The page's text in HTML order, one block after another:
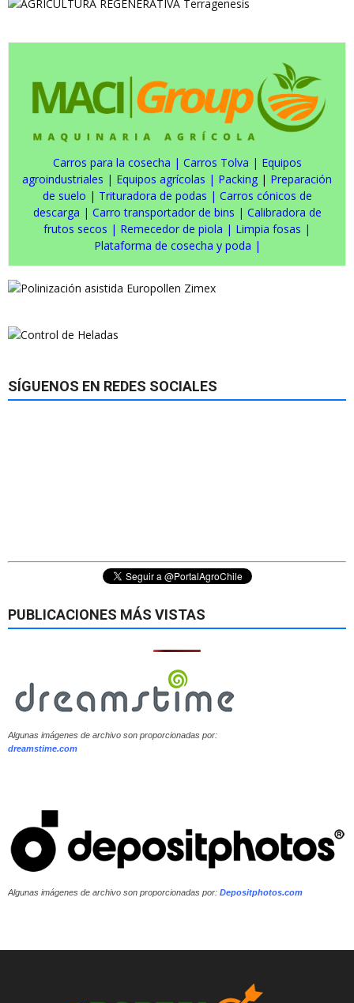
Carros para la cosecha | Carros Tolva | Equipos
agroindustriales | Equipos agrícolas | Packing | Preparación
de suelo | Trituradora de podas | Carros cónicos de
descarga | Carro transportador de bins | Calibradora de
frutos secos | Remecedor de piola | Limpia fosas |
Plataforma de cosecha y poda |
SÍGUENOS EN REDES SOCIALES
PUBLICACIONES MÁS VISTAS
Algunas imágenes de archivo son proporcionadas por:
dreamstime.com
Algunas imágenes de archivo son proporcionadas por: Depositphotos.com